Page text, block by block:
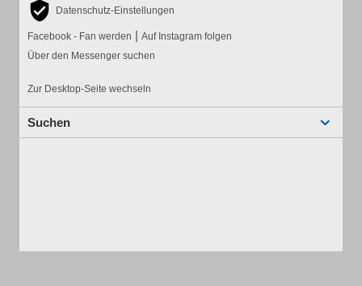
Datenschutz-Einstellungen
Facebook - Fan werden | Auf Instagram folgen
Über den Messenger suchen
Zur Desktop-Seite wechseln
Suchen